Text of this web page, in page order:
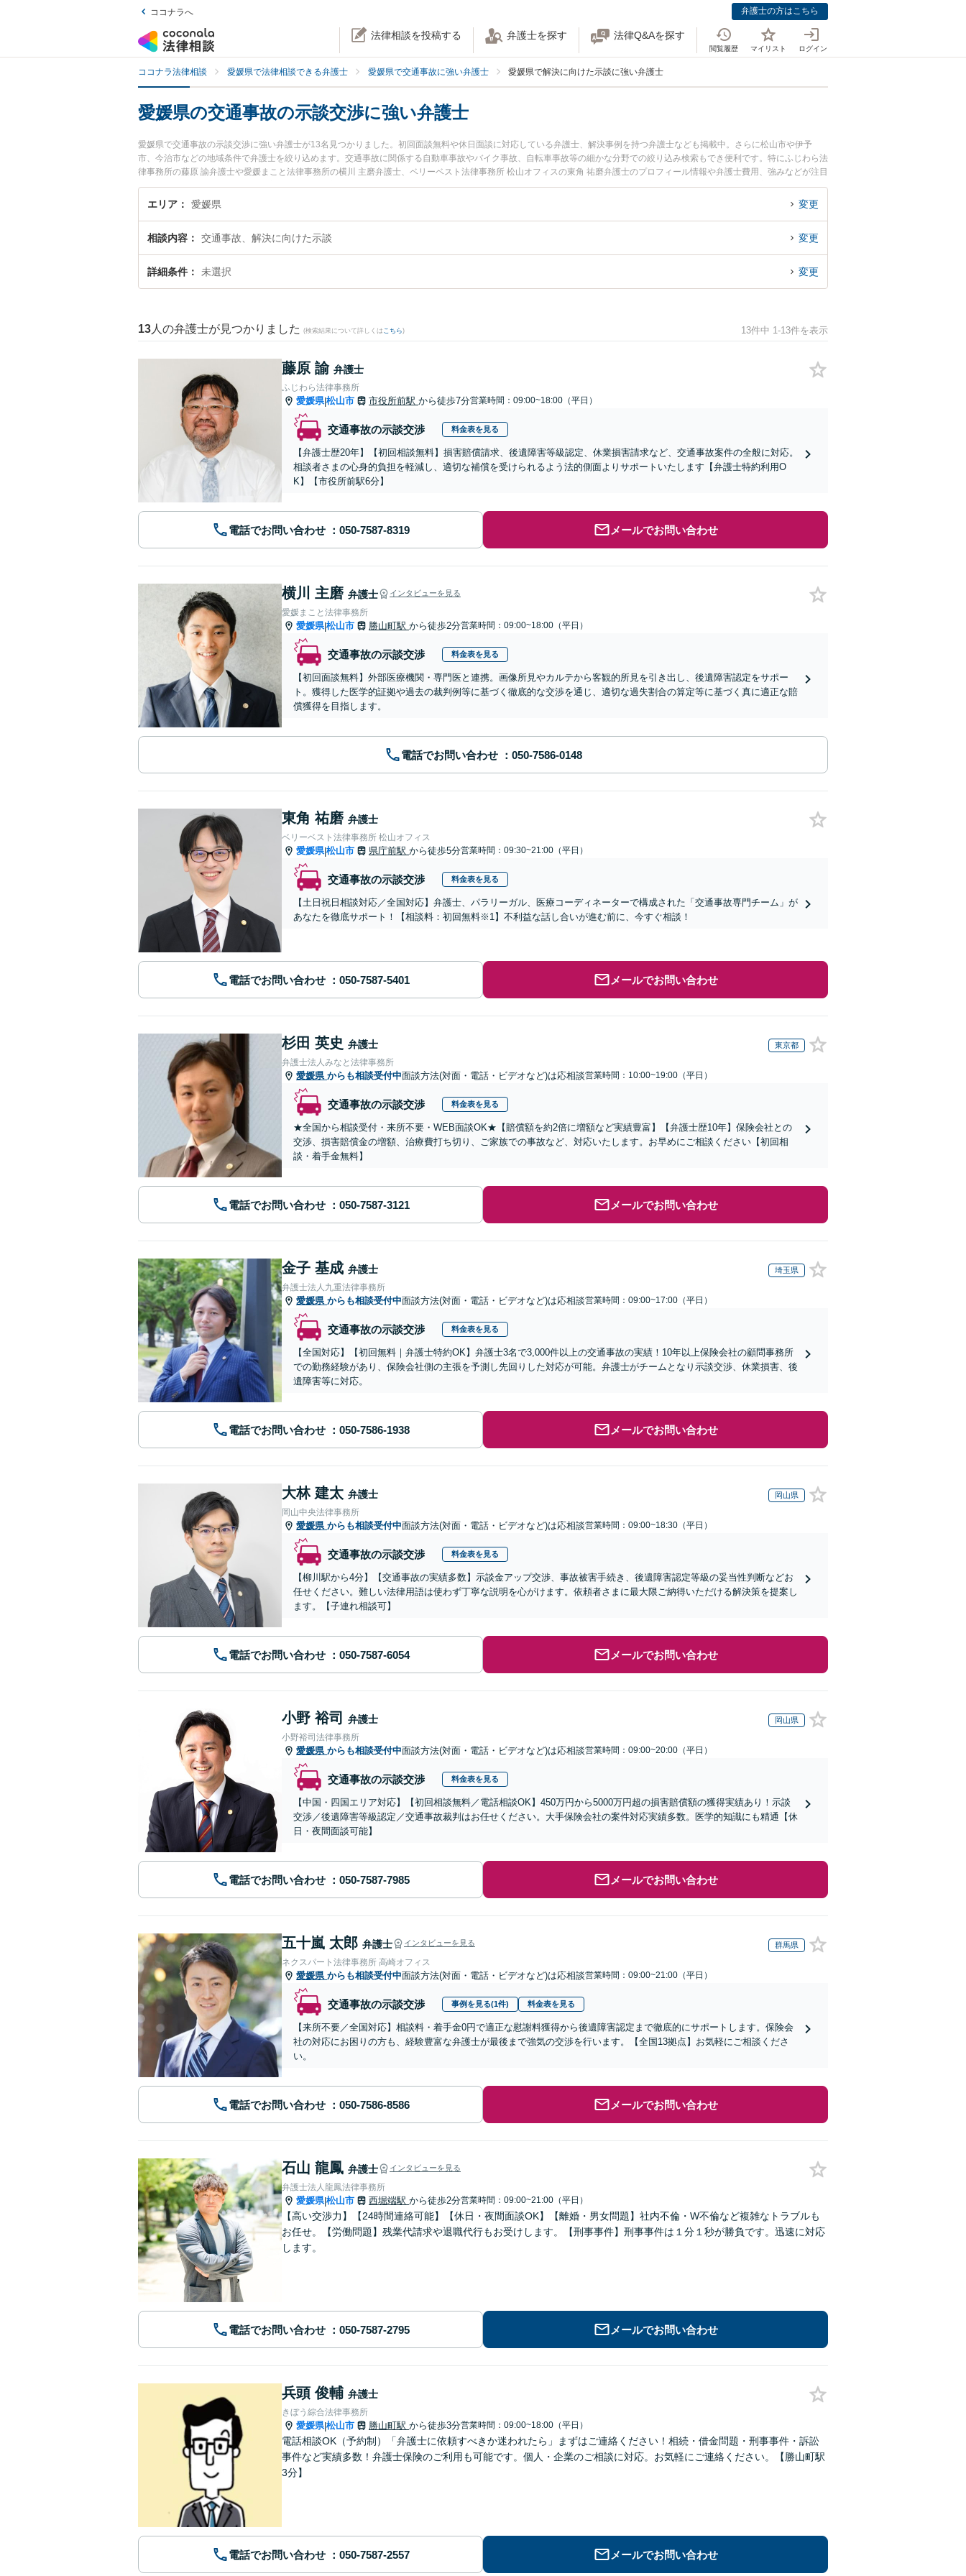
ココナラへ 弁護士の方はこちら
法律相談を投稿する 弁護士を探す 法律Q&Aを探す
閲覧履歴 マイリスト ログイン
ココナラ法律相談 愛媛県で法律相談できる弁護士 愛媛県で交通事故に強い弁護士 愛媛県で解決に向けた示談に強い弁護士
愛媛県の交通事故の示談交渉に強い弁護士
愛媛県で交通事故の示談交渉に強い弁護士が13名見つかりました。初回面談無料や休日面談に対応している弁護士、解決事例を持つ弁護士なども掲載中。さらに松山市や伊予
市、今治市などの地域条件で弁護士を絞り込めます。交通事故に関係する自動車事故やバイク事故、自転車事故等の細かな分野での絞り込み検索もでき便利です。特にふじわら法
律事務所の藤原 諭弁護士や愛媛まこと法律事務所の横川 主磨弁護士、ベリーベスト法律事務所 松山オフィスの東角 祐磨弁護士のプロフィール情報や弁護士費用、強みなどが注目
されています。『愛媛県で土日や夜間に発生した交通事故の示談交渉のトラブルを今すぐに弁護士に相談したい』『交通事故の示談交渉のトラブル解決の実績豊富な近くの弁護士
を検索したい』『初回相談無料で交通事故の示談交渉を法律相談できる愛媛県内の弁護士に相談予約したい』などでお困りの相談者さんにおすすめです。
エリア 愛媛県 変更
相談内容 交通事故、解決に向けた示談 変更
詳細条件 未選択 変更
13 人の弁護士が見つかりました (検索結果について詳しくは こちら) 13件中 1-13件を表示
藤原 諭 弁護士
ふじわら法律事務所
愛媛県|松山市 市役所前駅 から徒歩7分営業時間：09:00~18:00（平日）
交通事故の示談交渉 料金表を見る
【弁護士歴20年】【初回相談無料】損害賠償請求、後遺障害等級認定、休業損害請求など、交通事故案件の全般に対応。
相談者さまの心身的負担を軽減し、適切な補償を受けられるよう法的側面よりサポートいたします【弁護士特約利用O
K】【市役所前駅6分】
電話でお問い合わせ メールでお問い合わせ
横川 主磨 弁護士 インタビューを見る
愛媛まこと法律事務所
愛媛県|松山市 勝山町駅 から徒歩2分営業時間：09:00~18:00（平日）
交通事故の示談交渉 料金表を見る
【初回面談無料】外部医療機関・専門医と連携。画像所見やカルテから客観的所見を引き出し、後遺障害認定をサポー
ト。獲得した医学的証拠や過去の裁判例等に基づく徹底的な交渉を通じ、適切な過失割合の算定等に基づく真に適正な賠
償獲得を目指します。
電話でお問い合わせ
東角 祐磨 弁護士
ベリーベスト法律事務所 松山オフィス
愛媛県|松山市 県庁前駅 から徒歩5分営業時間：09:30~21:00（平日）
交通事故の示談交渉 料金表を見る
【土日祝日相談対応／全国対応】弁護士、パラリーガル、医療コーディネーターで構成された「交通事故専門チーム」が
あなたを徹底サポート！【相談料：初回無料※1】不利益な話し合いが進む前に、今すぐ相談！
電話でお問い合わせ メールでお問い合わせ
杉田 英史 弁護士 東京都
弁護士法人みなと法律事務所
愛媛県 からも相談受付中面談方法(対面・電話・ビデオなど)は応相談営業時間：10:00~19:00（平日）
交通事故の示談交渉 料金表を見る
★全国から相談受付・来所不要・WEB面談OK★【賠償額を約2倍に増額など実績豊富】【弁護士歴10年】保険会社との
交渉、損害賠償金の増額、治療費打ち切り、ご家族での事故など、対応いたします。お早めにご相談ください【初回相
談・着手金無料】
電話でお問い合わせ メールでお問い合わせ
金子 基成 弁護士 埼玉県
弁護士法人九重法律事務所
愛媛県 からも相談受付中面談方法(対面・電話・ビデオなど)は応相談営業時間：09:00~17:00（平日）
交通事故の示談交渉 料金表を見る
【全国対応】【初回無料｜弁護士特約OK】弁護士3名で3,000件以上の交通事故の実績！10年以上保険会社の顧問事務所
での勤務経験があり、保険会社側の主張を予測し先回りした対応が可能。弁護士がチームとなり示談交渉、休業損害、後
遺障害等に対応。
電話でお問い合わせ メールでお問い合わせ
大林 建太 弁護士 岡山県
岡山中央法律事務所
愛媛県 からも相談受付中面談方法(対面・電話・ビデオなど)は応相談営業時間：09:00~18:30（平日）
交通事故の示談交渉 料金表を見る
【柳川駅から4分】【交通事故の実績多数】示談金アップ交渉、事故被害手続き、後遺障害認定等級の妥当性判断などお
任せください。難しい法律用語は使わず丁寧な説明を心がけます。依頼者さまに最大限ご納得いただける解決策を提案し
ます。【子連れ相談可】
電話でお問い合わせ メールでお問い合わせ
小野 裕司 弁護士 岡山県
小野裕司法律事務所
愛媛県 からも相談受付中面談方法(対面・電話・ビデオなど)は応相談営業時間：09:00~20:00（平日）
交通事故の示談交渉 料金表を見る
【中国・四国エリア対応】【初回相談無料／電話相談OK】450万円から5000万円超の損害賠償額の獲得実績あり！示談
交渉／後遺障害等級認定／交通事故裁判はお任せください。大手保険会社の案件対応実績多数。医学的知識にも精通【休
日・夜間面談可能】
電話でお問い合わせ メールでお問い合わせ
五十嵐 太郎 弁護士 インタビューを見る 群馬県
ネクスパート法律事務所 高崎オフィス
愛媛県 からも相談受付中面談方法(対面・電話・ビデオなど)は応相談営業時間：09:00~21:00（平日）
交通事故の示談交渉 事例を見る(1件) 料金表を見る
【来所不要／全国対応】相談料・着手金0円で適正な慰謝料獲得から後遺障害認定まで徹底的にサポートします。保険会
社の対応にお困りの方も、経験豊富な弁護士が最後まで強気の交渉を行います。【全国13拠点】お気軽にご相談くださ
い。
電話でお問い合わせ メールでお問い合わせ
石山 龍鳳 弁護士 インタビューを見る
弁護士法人龍鳳法律事務所
愛媛県|松山市 西堀端駅 から徒歩2分営業時間：09:00~21:00（平日）
【高い交渉力】【24時間連絡可能】【休日・夜間面談OK】【離婚・男女問題】社内不倫・W不倫など複雑なトラブルも
お任せ。【労働問題】残業代請求や退職代行もお受けします。【刑事事件】刑事事件は１分１秒が勝負です。迅速に対応
します。
電話でお問い合わせ メールでお問い合わせ
兵頭 俊輔 弁護士
きぼう綜合法律事務所
愛媛県|松山市 勝山町駅 から徒歩3分営業時間：09:00~18:00（平日）
電話相談OK（予約制）「弁護士に依頼すべきか迷われたら」まずはご連絡ください！相続・借金問題・刑事事件・訴訟
事件など実績多数！弁護士保険のご利用も可能です。個人・企業のご相談に対応。お気軽にご連絡ください。【勝山町駅
3分】
電話でお問い合わせ メールでお問い合わせ